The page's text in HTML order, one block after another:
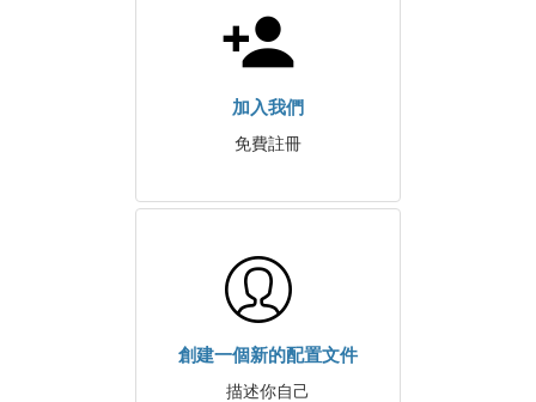
加入我們
免費註冊
創建一個新的配置文件
描述你自己